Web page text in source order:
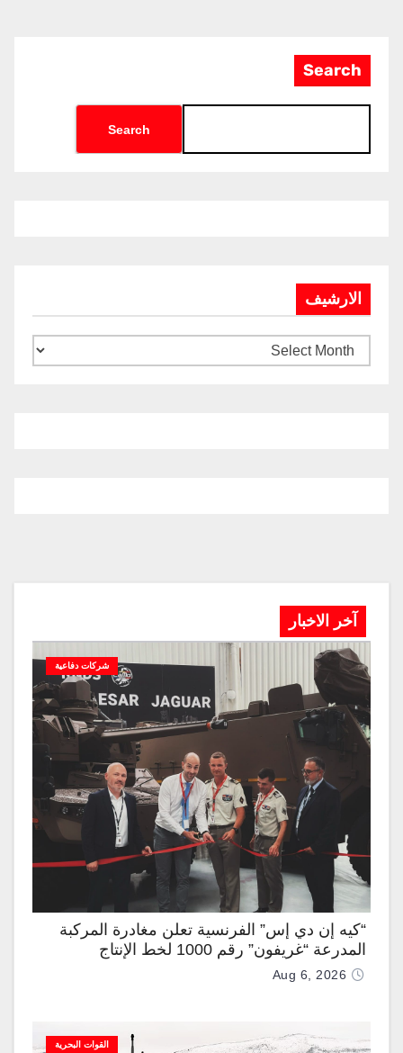
Search
Search
الارشيف
آخر الاخبار
شركات دفاعية
“كيه إن دي إس” الفرنسية تعلن مغادرة المركبة
المدرعة “غريفون” رقم 1000 لخط الإنتاج
Aug 6, 2026
القوات البحرية